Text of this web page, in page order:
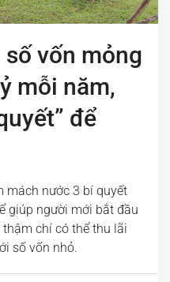
vốn mỏng
mỗi năm,
để
mách nước 3 bí quyết
giúp người mới bắt đầu
thậm chí có thể thu lãi
số vốn nhỏ.